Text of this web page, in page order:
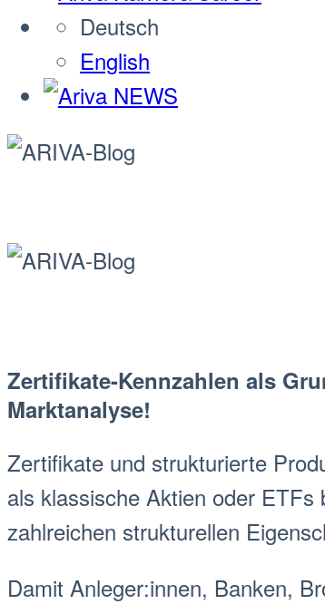
Deutsch
English
Zertifikate-Kennzahlen als
Marktanalyse!
Zertifikate und strukturierte
als klassische Aktien oder ETFs
zahlreichen strukturellen
Damit Anleger:innen, Banken,